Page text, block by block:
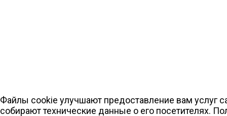
Файлы cookie улучшают предоставление вам услуг
собирают технические данные о его посетителях.